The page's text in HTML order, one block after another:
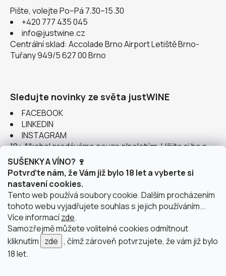
SUŠENKY A VÍNO? 🍷
Potvrďte nám, že Vám již bylo 18 let a vyberte si
nastavení cookies.
Tento web používá soubory cookie. Dalším procházením
tohoto webu vyjadřujete souhlas s jejich používáním...
Více informacízde.
Samozřejmě můžete volitelné cookies odmítnout
kliknutím zde , čímž zároveň potvrzujete, že vám již bylo
18 let.
Pište, volejte Po–Pá 7.30–15.30
+420 777 435 045
info@justwine.cz
Centrální sklad: Accolade Brno Airport Letiště Brno-
Tuřany 949/5 627 00 Brno
Sledujte novinky ze světa justWINE
FACEBOOK
LINKEDIN
INSTAGRAM
18+ Alkohol prodáváme pouze plnoletým. Užijte si ho s
rozumem.
Instagram